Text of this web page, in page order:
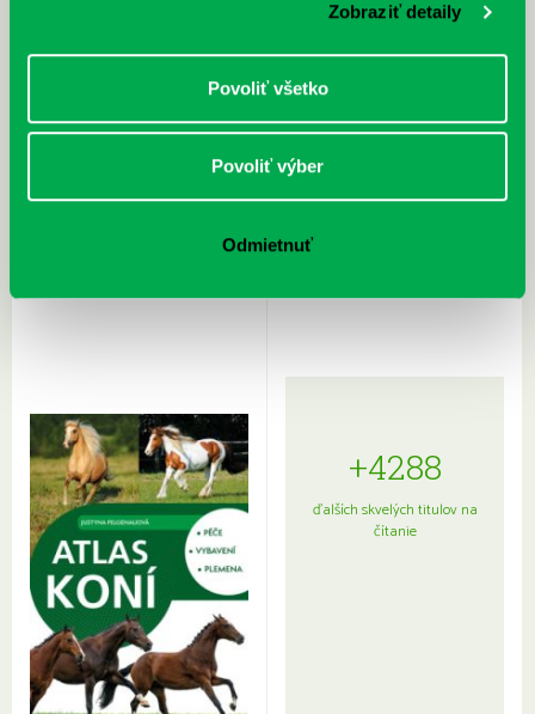
Zobraziť detaily
Povoliť všetko
Povoliť výber
Odmietnuť
Rudź, Przemyslaw: Atlas hviezd:
Sprievodca po hviezdnej oblohe
Hardy, Paula: Japonsko na tanieri:
kompletný sprievodca
+4288
ďalších skvelých titulov na
čítanie